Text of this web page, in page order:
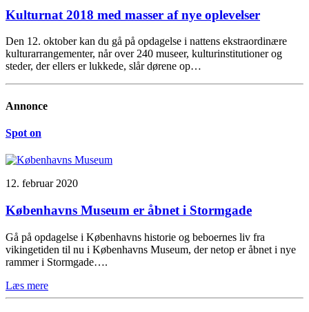
Kulturnat 2018 med masser af nye oplevelser
Den 12. oktober kan du gå på opdagelse i nattens ekstraordinære
kulturarrangementer, når over 240 museer, kulturinstitutioner og
steder, der ellers er lukkede, slår dørene op…
Annonce
Spot on
12. februar 2020
Københavns Museum er åbnet i Stormgade
Gå på opdagelse i Københavns historie og beboernes liv fra
vikingetiden til nu i Københavns Museum, der netop er åbnet i nye
rammer i Stormgade….
Læs mere